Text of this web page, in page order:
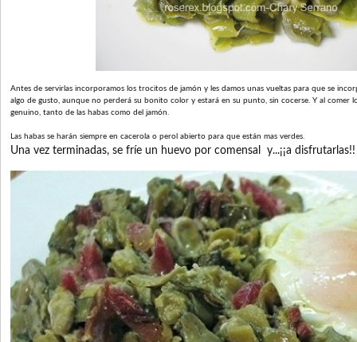
Antes de servirlas incorporamos los trocitos de jamón y les damos unas vueltas para que se
algo de gusto, aunque no perderá su bonito color y estará en su punto, sin cocerse. Y al comer
genuino, tanto de las habas como del jamón.
Las habas se harán siempre en cacerola o perol abierto para que están mas verdes.
Una vez terminadas, se fríe un huevo por comensal y...¡¡a disfrutarlas!!